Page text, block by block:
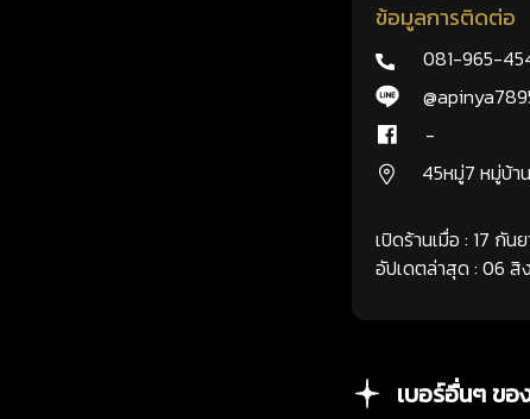
ข้อมูลการติดต่อ
081-965-
-
45หมู่7 หมู่บ้า
เปิดร้านเมื่อ : 17 กัน
อัปเดตล่าสุด : 06 สิ
เบอร์อื่นๆ ขอ